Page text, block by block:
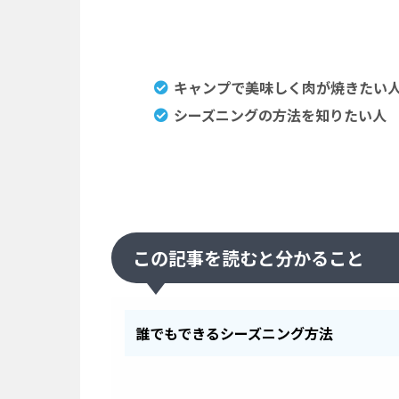
キャンプで美味しく肉が焼きたい
シーズニングの方法を知りたい人
この記事を読むと分かること
誰でもできるシーズニング方法